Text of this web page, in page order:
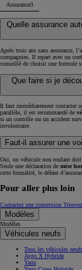
Assurance3
Quelle assurance
Après trois ans sans assurance,
compagnies. Il repart avec un
conseillé de choisir une formule
Que faire si je
Il faut immédiatement contacter
parallèle, il est recommandé de
si un contrôle ou un accident
involontaire.
Faut-il assurer une
Oui, un véhicule non roulant doit
Seule une déclaration de mise
cette formalité, le défaut
Pour aller plus loin
Contactez une concession
Modèles
Modèles
Véhicules neufs
Tous les véhicules neufs
Aygo X Hybride
Yaris